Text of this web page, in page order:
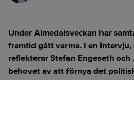
Under Almedalsveckan har
framtid gått varma. I en
reflekterar Stefan Engeseth och
behovet av att förnya det
hur modern teknik kan